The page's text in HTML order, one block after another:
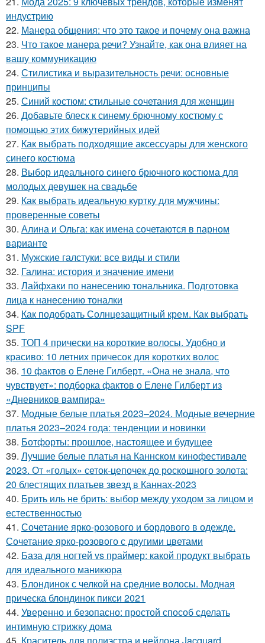
индустрию
22. Манера общения: что это такое и почему она важна
23. Что такое манера речи? Узнайте, как она влияет на
вашу коммуникацию
24. Стилистика и выразительность речи: основные
принципы
25. Синий костюм: стильные сочетания для женщин
26. Добавьте блеск к синему брючному костюму с
помощью этих бижутерийных идей
27. Как выбрать подходящие аксессуары для женского
синего костюма
28. Выбор идеального синего брючного костюма для
молодых девушек на свадьбе
29. Как выбрать идеальную куртку для мужчины:
проверенные советы
30. Алина и Ольга: как имена сочетаются в парном
варианте
31. Мужские галстуки: все виды и стили
32. Галина: история и значение имени
33. Лайфхаки по нанесению тональника. Подготовка
лица к нанесению тоналки
34. Как подобрать Солнцезащитный крем. Как выбрать
SPF
35. ТОП 4 прически на короткие волосы. Удобно и
красиво: 10 летних причесок для коротких волос
36. 10 фактов о Елене Гилберт. «Она не знала, что
чувствует»: подборка фактов о Елене Гилберт из
«Дневников вампира»
37. Модные белые платья 2023–2024. Модные вечерние
платья 2023–2024 года: тенденции и новинки
38. Ботфорты: прошлое, настоящее и будущее
39. Лучшие белые платья на Каннском кинофестивале
2023. От «голых» сеток-цепочек до роскошного золота:
20 блестящих платьев звезд в Каннах-2023
40. Брить иль не брить: выбор между уходом за лицом и
естественностью
41. Сочетание ярко-розового и бордового в одежде.
Сочетание ярко-розового с другими цветами
42. База для ногтей vs праймер: какой продукт выбрать
для идеального маникюра
43. Блондинок с челкой на средние волосы. Модная
прическа блондинок пикси 2021
44. Уверенно и безопасно: простой способ сделать
интимную стрижку дома